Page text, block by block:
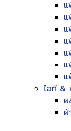
แ
แ
แ
แ
แ
แ
แ
ไอที &
ผ